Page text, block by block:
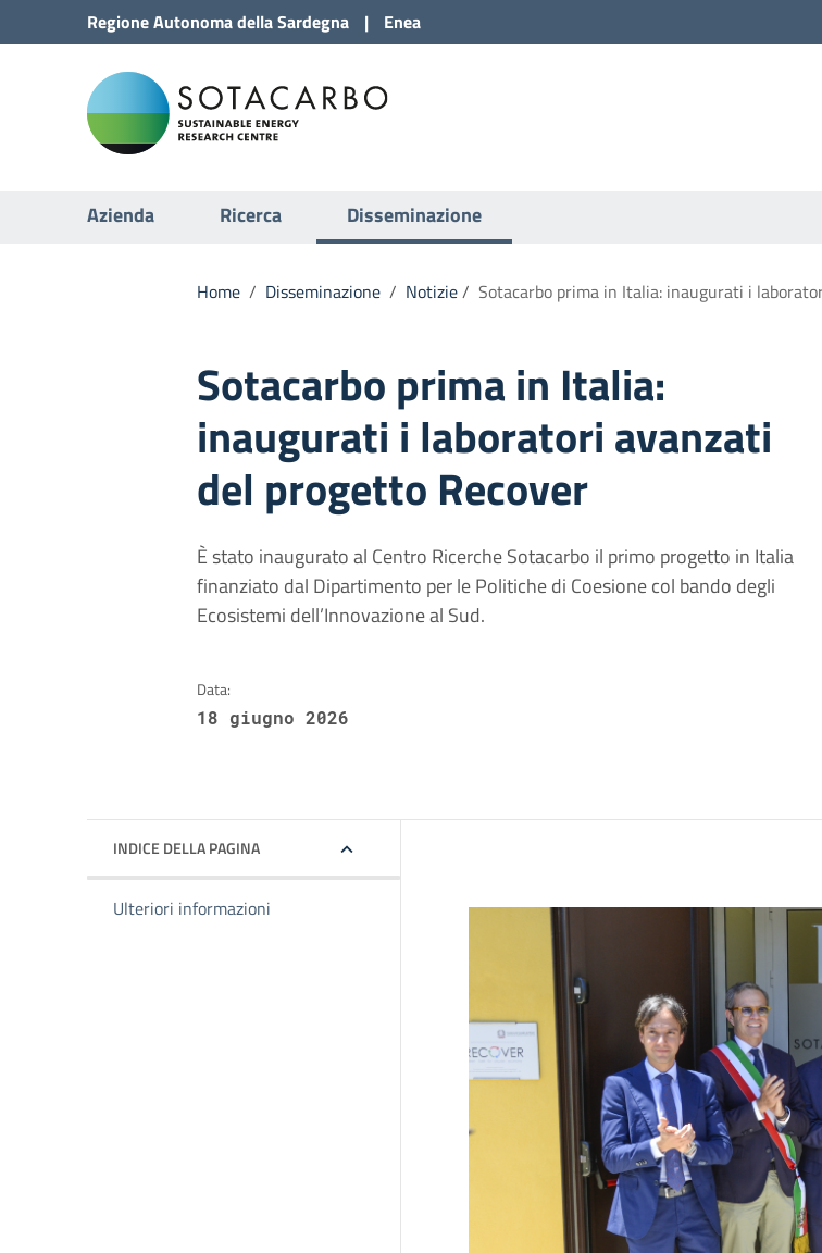
Vai al Contenuto
Vai alla navigazione del sito
Vai al Footer
RegioneAutonoma dellaSardegna | Enea
Submenu
Azienda Ricerca Disseminazione
Home / Disseminazione / Notizie/ Sotacarbo prima in Italia: inaugurati i
Sotacarbo prima in Italia:
inaugurati i laboratori avanzati
del progetto Recover
È stato inaugurato al Centro Ricerche Sotacarbo il primo progetto in Italia
finanziato dal Dipartimento per le Politiche di Coesione col bando degli
Ecosistemi dell’Innovazione al Sud.
Data:
18 giugno 2026
INDICE DELLA PAGINA
Ulteriori informazioni